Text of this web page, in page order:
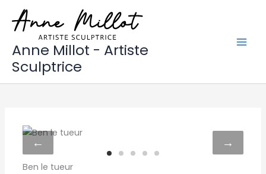
contenu
Anne Millot - Artiste
Sculptrice
← →
Ben le tueur